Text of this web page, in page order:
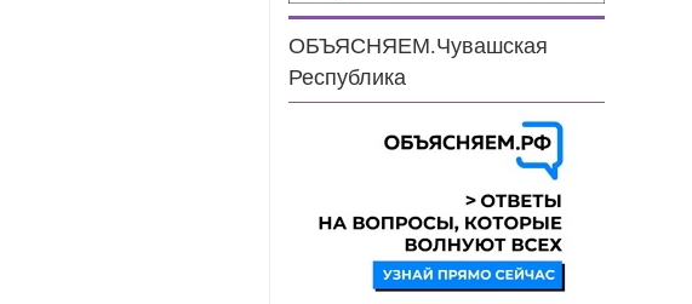
ОБЪЯСНЯЕМ.Чувашская
Республика